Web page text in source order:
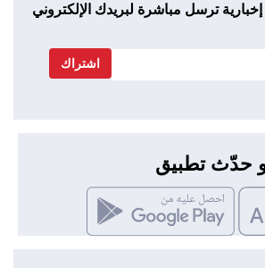
ترسل مباشرة لبريدك الإلكتروني
اشتراك
حدّث تطبيق